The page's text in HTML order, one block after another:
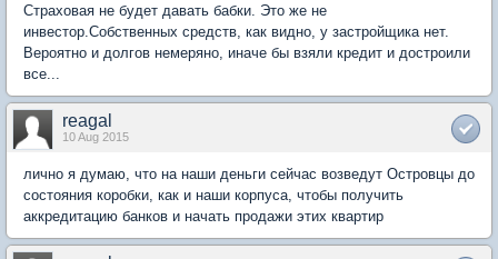
Страховая не будет давать бабки. Это же не
инвестор.Собственных средств, как видно, у застройщика нет.
Вероятно и долгов немеряно, иначе бы взяли кредит и достроили
все...
reagal
10 Aug 2015
лично я думаю, что на наши деньги сейчас возведут Островцы до
состояния коробки, как и наши корпуса, чтобы получить
аккредитацию банков и начать продажи этих квартир